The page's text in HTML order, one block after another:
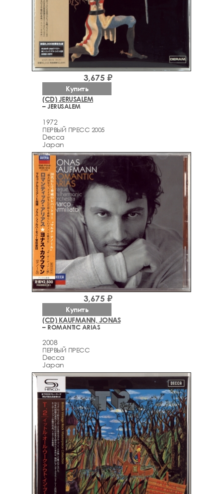
(CD) JERUSALEM
– JERUSALEM
1972
ПЕРВЫЙ ПРЕСС 2005
Decca
Japan
3,675 ₽
Купить
(CD) KAUFMANN, JONAS
– ROMANTIC ARIAS
2008
ПЕРВЫЙ ПРЕСС
Decca
Japan
3,675 ₽
Купить